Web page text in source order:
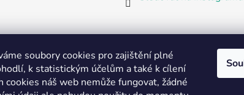
soubory cookies pro zajištění plné
k statistickým účelům a také k cílení
cookies náš web nemůže fungovat, žádné
Partnerská prodejna Barefoot Plzeň